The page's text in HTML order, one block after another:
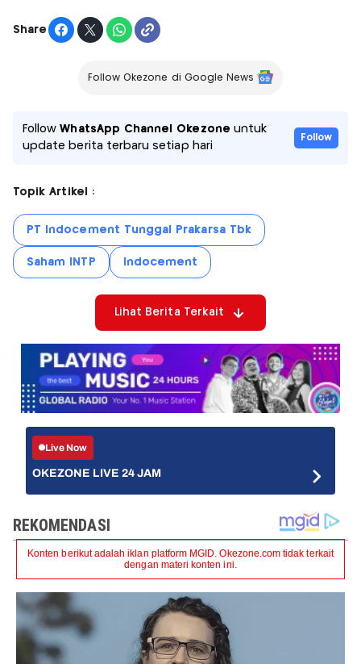
Share
Follow Okezone di Google News
FollowWhatsApp Channel Okezone untuk
update berita terbaru setiap hari
Follow
Topik Artikel :
PT Indocement Tunggal Prakarsa Tbk
Saham INTP Indocement
Lihat Berita Terkait
Live Now
OKEZONE LIVE 24 JAM